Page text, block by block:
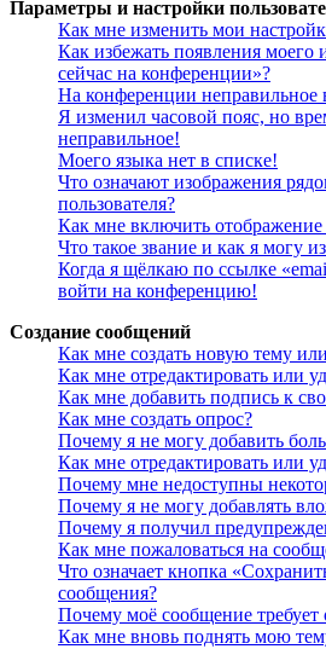
Параметры и настройки
Как мне изменить мои
Как избежать появления моего
сейчас на конференции»?
На конференции неправильное
Я изменил часовой пояс, но
неправильное!
Моего языка нет в списке!
Что означают изображения
пользователя?
Как мне включить отображение
Что такое звание и как я могу
Когда я щёлкаю по ссылке
войти на конференцию!
Создание сообщений
Как мне создать новую тему
Как мне отредактировать или
Как мне добавить подпись к
Как мне создать опрос?
Почему я не могу добавить
Как мне отредактировать или
Почему мне недоступны
Почему я не могу добавлять
Почему я получил
Как мне пожаловаться на
Что означает кнопка
сообщения?
Почему моё сообщение требует
Как мне вновь поднять мою